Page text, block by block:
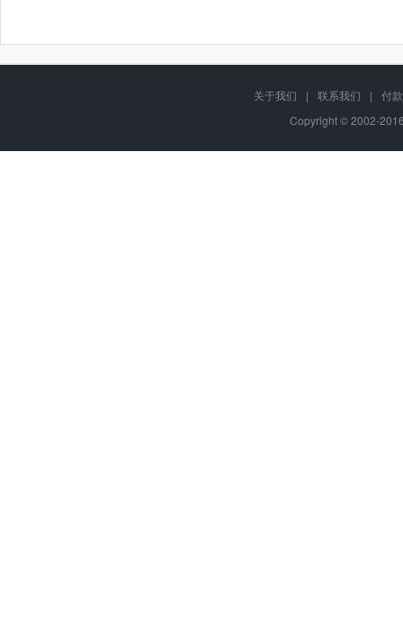
关于我们 | 联系我们 |
付
Copyright © 2002-